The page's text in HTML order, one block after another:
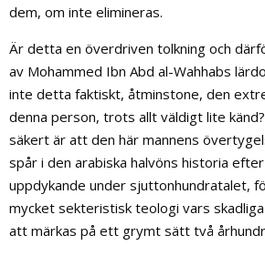
dem, om inte elimineras.
Är detta en överdriven tolkning och
av Mohammed Ibn Abd al-Wahhabs
inte detta faktiskt, åtminstone, den
denna person, trots allt väldigt lite
säkert är att den här mannens
spår i den arabiska halvöns historia
uppdykande under sjuttonhundratalet,
mycket sekteristisk teologi vars
att märkas på ett grymt sätt två